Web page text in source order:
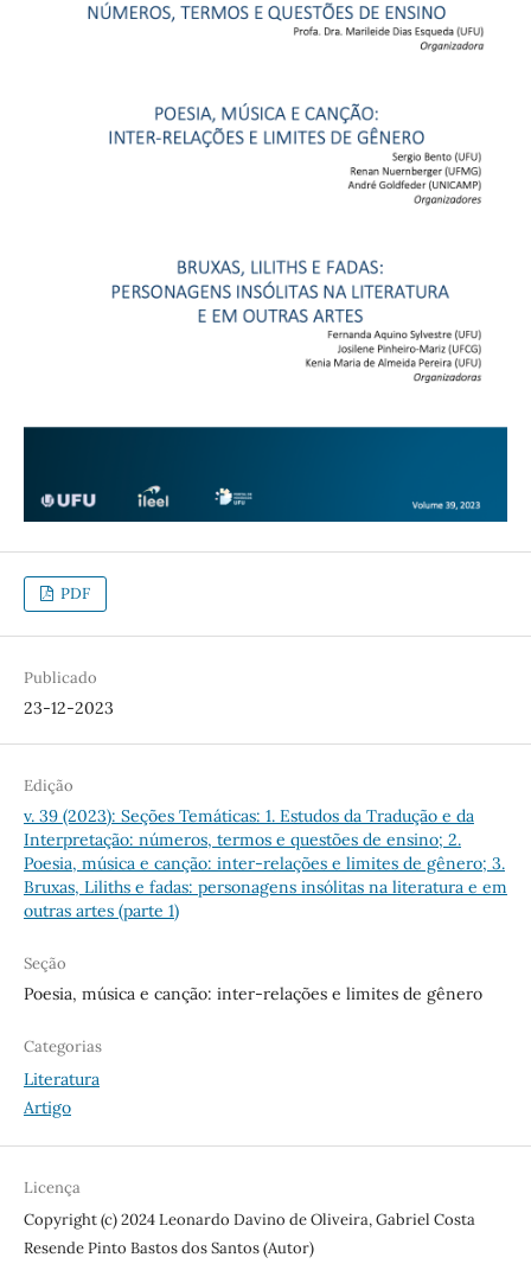
PDF
Publicado
23-12-2023
Edição
v. 39 (2023): Seções Temáticas: 1. Estudos da Tradução e da
Interpretação: números, termos e questões de ensino; 2.
Poesia, música e canção: inter-relações e limites de gênero; 3.
Bruxas, Liliths e fadas: personagens insólitas na literatura e em
outras artes (parte 1)
Seção
Poesia, música e canção: inter-relações e limites de gênero
Categorias
Literatura
Artigo
Licença
Copyright (c) 2024 Leonardo Davino de Oliveira, Gabriel Costa
Resende Pinto Bastos dos Santos (Autor)